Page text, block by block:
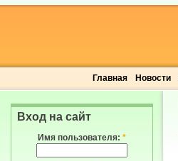
Главная Новости
Вход на сайт
Имя пользователя: *